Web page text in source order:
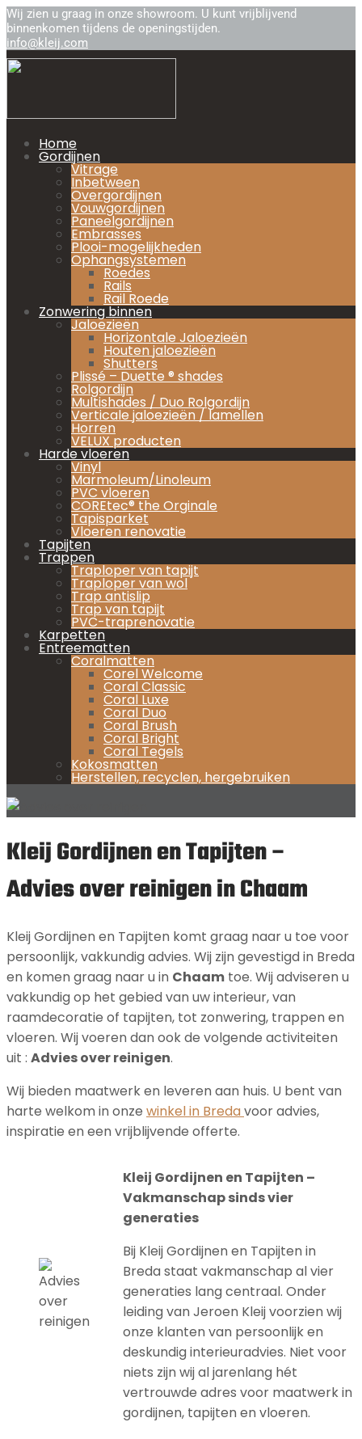
Wij zien u graag in onze showroom. U kunt vrijblijvend
binnenkomen tijdens de openingstijden.
info@kleij.com
Home
Gordijnen
Vitrage
Inbetween
Overgordijnen
Vouwgordijnen
Paneelgordijnen
Embrasses
Plooi-mogelijkheden
Ophangsystemen
Roedes
Rails
Rail Roede
Zonwering binnen
Jaloezieën
Horizontale Jaloezieën
Houten jaloezieën
Shutters
Plissé – Duette ® shades
Rolgordijn
Multishades / Duo Rolgordijn
Verticale jaloezieën / lamellen
Horren
VELUX producten
Harde vloeren
Vinyl
Marmoleum/Linoleum
PVC vloeren
COREtec® the Orginale
Tapisparket
Vloeren renovatie
Tapijten
Trappen
Traploper van tapijt
Traploper van wol
Trap antislip
Trap van tapijt
PVC-traprenovatie
Karpetten
Entreematten
Coralmatten
Corel Welcome
Coral Classic
Coral Luxe
Coral Duo
Coral Brush
Coral Bright
Coral Tegels
Kokosmatten
Herstellen, recyclen, hergebruiken
Kleij Gordijnen en Tapijten –
Advies over reinigen in Chaam
Kleij Gordijnen en Tapijten komt graag naar u toe voor
persoonlijk, vakkundig advies. Wij zijn gevestigd in Breda
en komen graag naar u in Chaam toe. Wij adviseren u
vakkundig op het gebied van uw interieur, van
raamdecoratie of tapijten, tot zonwering, trappen en
vloeren. Wij voeren dan ook de volgende activiteiten
uit : Advies over reinigen.
Wij bieden maatwerk en leveren aan huis. U bent van
harte welkom in onze winkel in Bredavoor advies,
inspiratie en een vrijblijvende offerte.
Kleij Gordijnen en Tapijten –
Vakmanschap sinds vier
generaties
Bij Kleij Gordijnen en Tapijten in
Breda staat vakmanschap al vier
generaties lang centraal. Onder
leiding van Jeroen Kleij voorzien wij
onze klanten van persoonlijk en
deskundig interieuradvies. Niet voor
niets zijn wij al jarenlang hét
vertrouwde adres voor maatwerk in
gordijnen, tapijten en vloeren.